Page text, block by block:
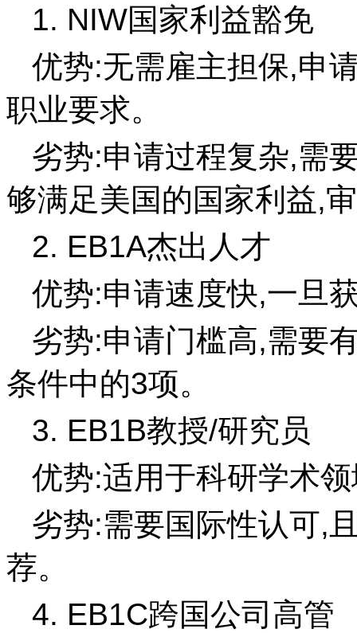
1. NIW国家利益豁免
优势:无需雇主担保,申
职业要求。
劣势:申请过程复杂,需
够满足美国的国家利益,
2. EB1A杰出人才
优势:申请速度快,一旦
劣势:申请门槛高,需要
条件中的3项。
3. EB1B教授/研究员
优势:适用于科研学术
劣势:需要国际性认可,
荐。
4. EB1C跨国公司高管